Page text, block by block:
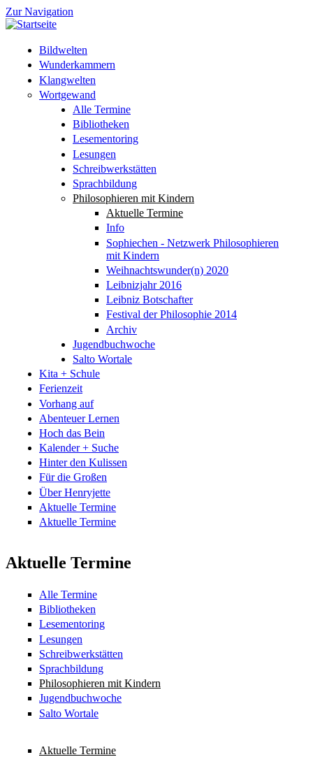
Zur Navigation
Bildwelten
Wunderkammern
Klangwelten
Wortgewand
Alle Termine
Bibliotheken
Lesementoring
Lesungen
Schreibwerkstätten
Sprachbildung
Philosophieren mit Kindern
Aktuelle Termine
Info
Sophiechen - Netzwerk Philosophieren
mit Kindern
Weihnachtswunder(n) 2020
Leibnizjahr 2016
Leibniz Botschafter
Festival der Philosophie 2014
Archiv
Jugendbuchwoche
Salto Wortale
Kita + Schule
Ferienzeit
Vorhang auf
Abenteuer Lernen
Hoch das Bein
Kalender + Suche
Hinter den Kulissen
Für die Großen
Über Henryjette
Aktuelle Termine
Aktuelle Termine
Aktuelle Termine
Alle Termine
Bibliotheken
Lesementoring
Lesungen
Schreibwerkstätten
Sprachbildung
Philosophieren mit Kindern
Jugendbuchwoche
Salto Wortale
Aktuelle Termine